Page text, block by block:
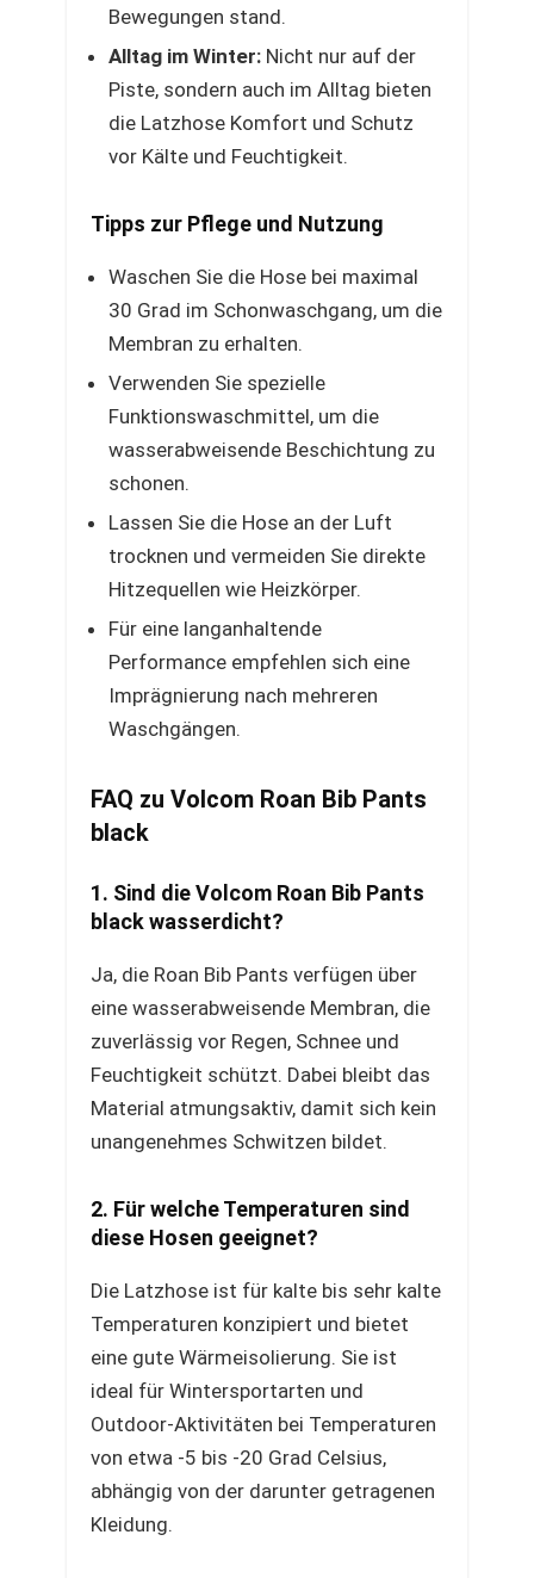
Bewegungen stand.
Alltag im Winter: Nicht nur auf der
Piste, sondern auch im Alltag bieten
die Latzhose Komfort und Schutz
vor Kälte und Feuchtigkeit.
Tipps zur Pflege und Nutzung
Waschen Sie die Hose bei maximal
30 Grad im Schonwaschgang, um die
Membran zu erhalten.
Verwenden Sie spezielle
Funktionswaschmittel, um die
wasserabweisende Beschichtung zu
schonen.
Lassen Sie die Hose an der Luft
trocknen und vermeiden Sie direkte
Hitzequellen wie Heizkörper.
Für eine langanhaltende
Performance empfehlen sich eine
Imprägnierung nach mehreren
Waschgängen.
FAQ zu Volcom Roan Bib Pants
black
1. Sind die Volcom Roan Bib Pants
black wasserdicht?
Ja, die Roan Bib Pants verfügen über
eine wasserabweisende Membran, die
zuverlässig vor Regen, Schnee und
Feuchtigkeit schützt. Dabei bleibt das
Material atmungsaktiv, damit sich kein
unangenehmes Schwitzen bildet.
2. Für welche Temperaturen sind
diese Hosen geeignet?
Die Latzhose ist für kalte bis sehr kalte
Temperaturen konzipiert und bietet
eine gute Wärmeisolierung. Sie ist
ideal für Wintersportarten und
Outdoor-Aktivitäten bei Temperaturen
von etwa -5 bis -20 Grad Celsius,
abhängig von der darunter getragenen
Kleidung.